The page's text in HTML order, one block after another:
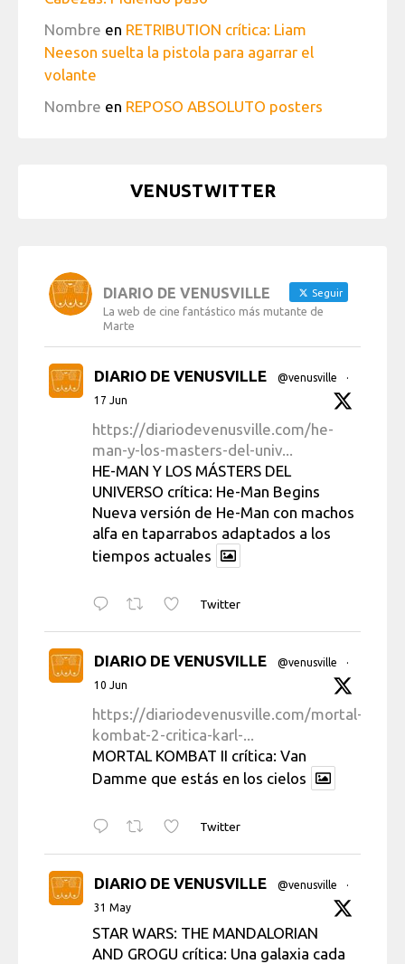
Nombre en RETRIBUTION crítica: Liam
Neeson suelta la pistola para agarrar el
volante
Nombre en REPOSO ABSOLUTO posters
VENUSTWITTER
DIARIO DE VENUSVILLE Seguir
La web de cine fantástico más mutante de
Marte
DIARIO DE VENUSVILLE @venusville
·
17 Jun
https://diariodevenusville.com/he-
man-y-los-masters-del-univ...
HE-MAN Y LOS MÁSTERS DEL
UNIVERSO crítica: He-Man Begins
Nueva versión de He-Man con machos
alfa en taparrabos adaptados a los
tiempos actuales
Twitter
DIARIO DE VENUSVILLE @venusville
·
10 Jun
https://diariodevenusville.com/mortal-
kombat-2-critica-karl-...
MORTAL KOMBAT II crítica: Van
Damme que estás en los cielos
Twitter
DIARIO DE VENUSVILLE @venusville
·
31 May
STAR WARS: THE MANDALORIAN
AND GROGU crítica: Una galaxia cada